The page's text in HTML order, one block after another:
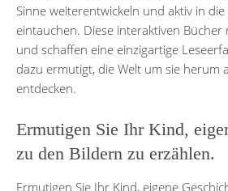
Sinne weiterentwickeln und aktiv in
eintauchen. Diese interaktiven Bücher
und schaffen eine einzigartige
dazu ermutigt, die Welt um sie herum
entdecken.
Ermutigen Sie Ihr Kind,
zu den Bildern zu erzählen.
Ermutigen Sie Ihr Kind, eigene